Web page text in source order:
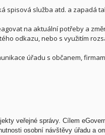
spisová služba atd. a zapadá
na aktuální potřeby a
odkazu, nebo s využitím
úřadu s občanem,
veřejné správy. Cílem
osobní návštěvy úřadu a